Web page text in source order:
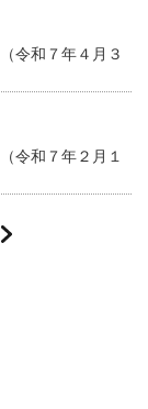
令和７年４月３
令和７年２月１
»